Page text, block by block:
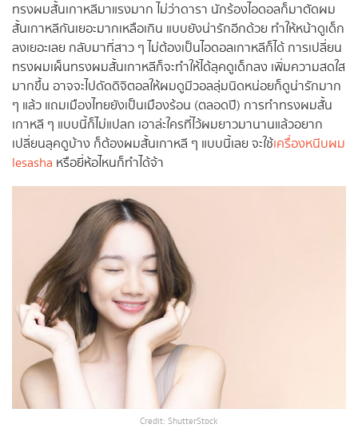
ทรงผมสั้นเกาหลีมาแรงมาก ไม่ว่าดารา นักร้องไอดอลก็มาตัดผม
สั้นเกาหลีกันเยอะมากเหลือเกิน แบบยังน่ารักอีกด้วย ทำให้หน้าดูเด็ก
ลงเยอะเลย กลับมาที่สาว ๆ ไม่ต้องเป็นไอดอลเกาหลีก็ได้ การเปลี่ยน
ทรงผมเผ็นทรงผมสั้นเกาหลีก็จะทำให้ได้ลุคดูเด็กลง เพิ่มความสดใส
มากขึ้น อาจจะไปดัดดิจิตอลให้ผมดูมีวอลลุ่มนิดหน่อยก็ดูน่ารักมาก
ๆ แล้ว แถมเมืองไทยยังเป็นเมืองร้อน (ตลอดปี) การทำทรงผมสั้น
เกาหลี ๆ แบบนี้ก็ไม่แปลก เอาล่ะใครที่ไว้ผมยาวมานานแล้วอยาก
เปลี่ยนลุคดูบ้าง ก็ต้องผมสั้นเกาหลี ๆ แบบนี้เลย จะใช้เครื่องหนีบผม
lesasha หรือยี่ห้อไหนก็ทำได้จ้า
Credit: ShutterStock